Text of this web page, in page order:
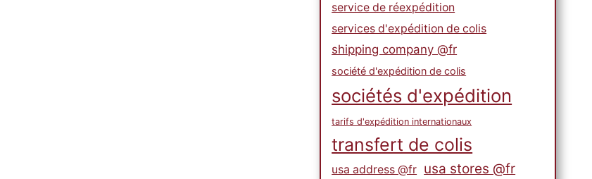
service de réexpédition
services d'expédition de colis
shipping company @fr
société d'expédition de colis
sociétés d'expédition
tarifs d'expédition internationaux
transfert de colis
usa address @fr usa stores @fr